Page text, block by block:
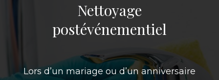
Nettoyage
postévénementiel
Lors d’un mariage ou d’un anniversaire